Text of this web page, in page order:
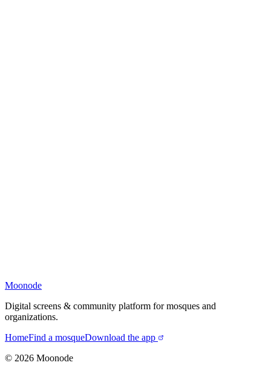
Moonode
Digital screens & community platform for mosques and
organizations.
HomeFind a mosqueDownload the app
© 2026 Moonode